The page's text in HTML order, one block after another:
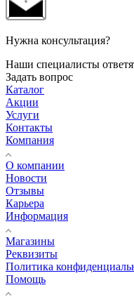
Нужна консультация?
Наши специалисты
Задать вопрос
Каталог
Акции
Услуги
Контакты
Компания
О компании
Новости
Отзывы
Карьера
Информация
Магазины
Реквизиты
Политика
Помощь